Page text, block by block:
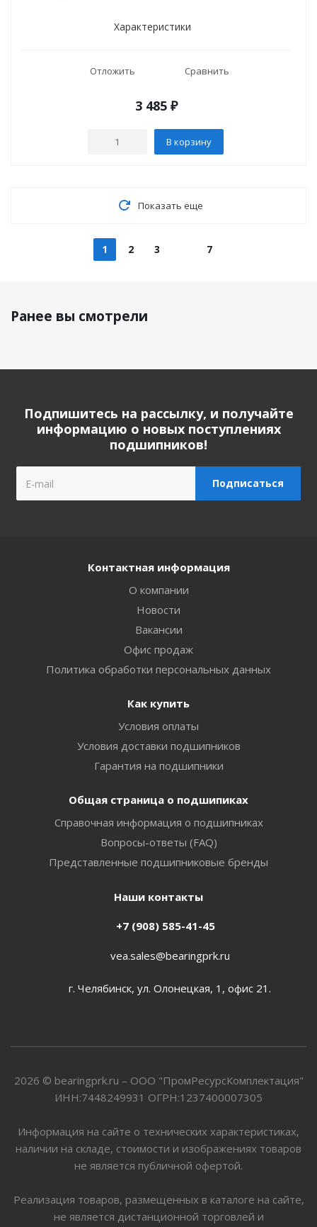
Характеристики
Отложить Сравнить
3 485₽
В корзину
Показать еще
1 2 3 7
Ранее вы смотрели
Подпишитесь на рассылку, и получайте
информацию о новых поступлениях
подшипников!
Контактная информация
О компании
Новости
Вакансии
Офис продаж
Политика обработки персональных данных
Как купить
Условия оплаты
Условия доставки подшипников
Гарантия на подшипники
Общая страница о подшипиках
Справочная информация о подшипниках
Вопросы-ответы (FAQ)
Представленные подшипниковые бренды
Наши контакты
+7 (908) 585-41-45
vea.sales@bearingprk.ru
г. Челябинск, ул. Олонецкая, 1, офис 21.
2026 © bearingprk.ru – ООО "ПромРесурсКомплектация"
ИНН:7448249931 ОГРН:1237400007305
Информация на сайте о технических характеристиках,
наличии на складе, стоимости и изображениях товаров
не является публичной офертой.
Реализация товаров, размещенных в каталоге на сайте,
не является дистанционной торговлей и